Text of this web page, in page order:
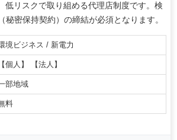
低リスクで取り組める代理店制度です。検
秘密保持契約）の締結が必須となります。
境ビジネス / 新電力
【個人】 【法人】
部地域
料